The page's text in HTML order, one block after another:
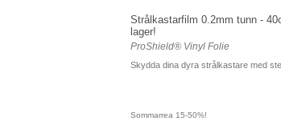
Strålkastarfilm 0.2mm tunn -
lager!
ProShield® Vinyl Folie
Skydda dina dyra strålkastare med
Sommarrea 15-50%!